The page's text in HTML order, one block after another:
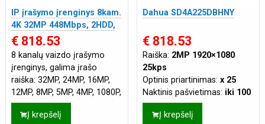
IP įrašymo įrenginys 8kam.
4K 32MP 448Mbps, 2HDD,
8 ePoE sąsajos, AI, H.265+,
IVS
€ 818.53
8 kanalų vaizdo įrašymo
įrenginys, galima įrašo
raiška: 32MP, 24MP, 16MP,
12MP, 8MP, 5MP, 4MP, 1080P,
720P, kadrų skaičius
neribojamas, maksimalus
Į krepšelį
Dahua SD4A225DBHNY
€ 818.53
Raiška: 2MP 1920×1080
25kps
Optinis priartinimas:x 25
Naktinis pašvietimas: iki 100
m
Tinklo jungtis:
Į krepšelį